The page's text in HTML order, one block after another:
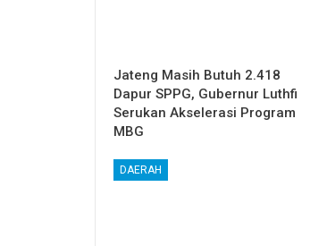
Jateng Masih Butuh 2.418
Dapur SPPG, Gubernur Luthfi
Serukan Akselerasi Program
MBG
DAERAH